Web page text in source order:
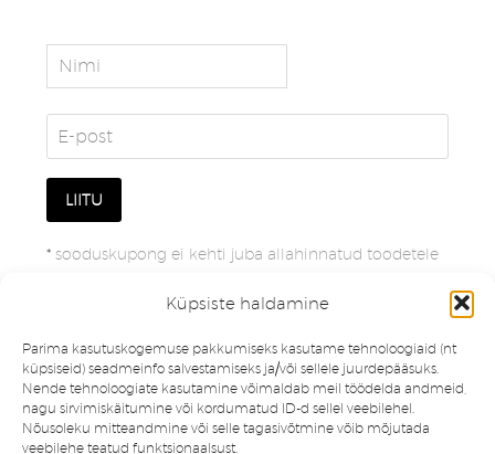
Küpsiste haldamine
Parima kasutuskogemuse pakkumiseks kasutame tehnoloogiaid (nt
küpsiseid) seadmeinfo salvestamiseks ja/või sellele juurdepääsuks.
Nende tehnoloogiate kasutamine võimaldab meil töödelda andmeid,
nagu sirvimiskäitumine või kordumatud ID-d sellel veebilehel.
Nõusoleku mitteandmine või selle tagasivõtmine võib mõjutada
veebilehe teatud funktsionaalsust.
* sooduskupong ei kehti juba allahinnatud toodetele